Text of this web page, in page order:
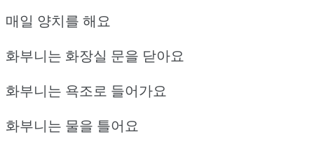
매일 양치를 해요
화부니는 화장실 문을 닫아요
화부니는 욕조로 들어가요
화부니는 물을 틀어요